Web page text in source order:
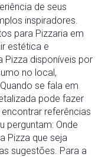
de seus
inspiradores.
para Pizzaria em
estética e
Pizza disponíveis por
no local,
se fala em
pode fazer
referências
perguntam: Onde
Pizza que seja
sugestões. Para a